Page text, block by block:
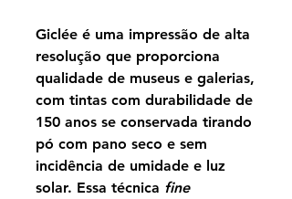
Giclée é uma impressão de alta
resolução que proporciona
qualidade de museus e galerias,
com tintas com durabilidade de
150 anos se conservada tirando
pó com pano seco e sem
incidência de umidade e luz
solar. Essa técnica fine